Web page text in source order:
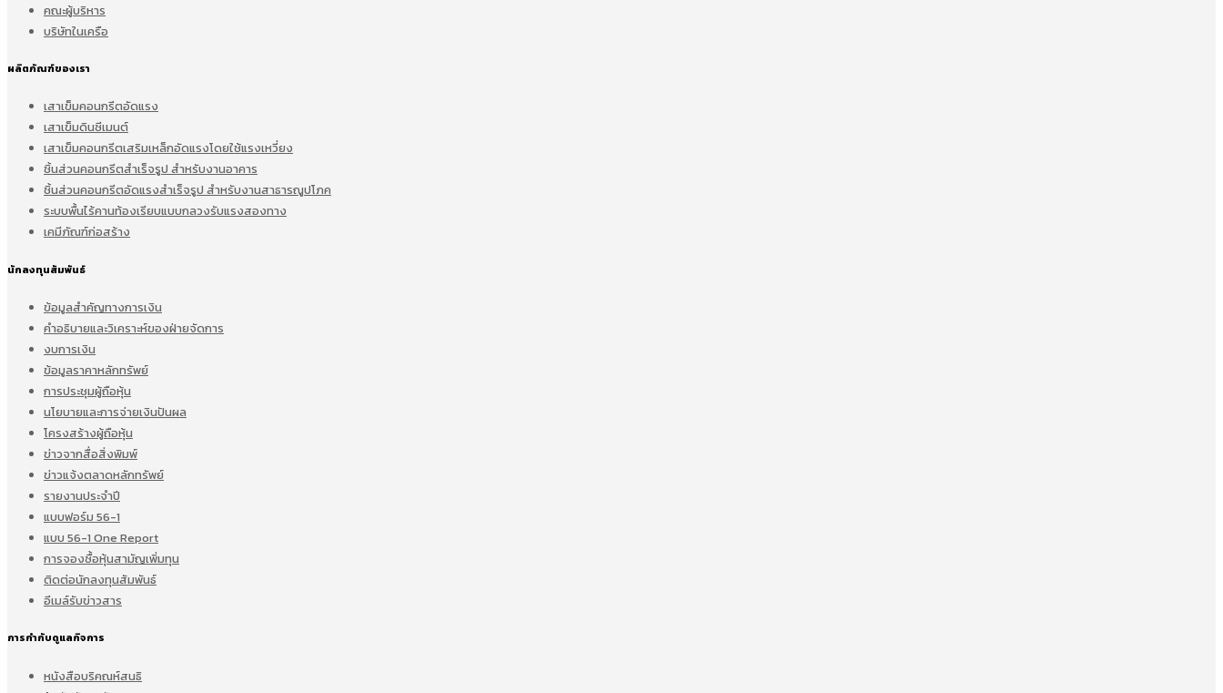
คณะผู้บริหาร
บริษัทในเครือ
ผลิตภัณฑ์ของเรา
เสาเข็มคอนกรีตอัดแรง
เสาเข็มดินซีเมนต์
เสาเข็มคอนกรีตเสริมเหล็กอัดแรงโดยใช้แรงเหวี่ยง
ชิ้นส่วนคอนกรีตสำเร็จรูป สำหรับงานอาคาร
ชิ้นส่วนคอนกรีตอัดแรงสำเร็จรูป สำหรับงานสาธารณูปโภค
ระบบพื้นไร้คานท้องเรียบแบบกลวงรับแรงสองทาง
เคมีภัณฑ์ก่อสร้าง
นักลงทุนสัมพันธ์
ข้อมูลสำคัญทางการเงิน
คำอธิบายและวิเคราะห์ของฝ่ายจัดการ
งบการเงิน
ข้อมูลราคาหลักทรัพย์
การประชุมผู้ถือหุ้น
นโยบายและการจ่ายเงินปันผล
โครงสร้างผู้ถือหุ้น
ข่าวจากสื่อสิ่งพิมพ์
ข่าวแจ้งตลาดหลักทรัพย์
รายงานประจำปี
แบบฟอร์ม 56-1
แบบ 56-1 One Report
การจองซื้อหุ้นสามัญเพิ่มทุน
ติดต่อนักลงทุนสัมพันธ์
อีเมล์รับข่าวสาร
การกำกับดูแลกิจการ
หนังสือบริคณห์สนธิ